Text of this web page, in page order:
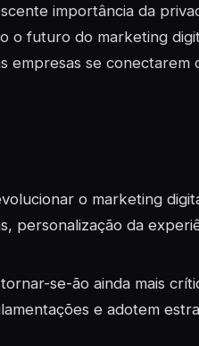
importância da
o futuro do marketing
empresas se conectarem
o marketing
personalização da
se-ão ainda mais
e adotem